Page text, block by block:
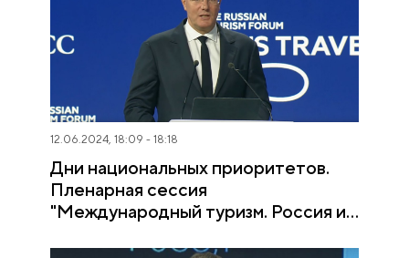
12.06.2024, 18:09 - 18:18
Дни национальных приоритетов.
Пленарная сессия
"Международный туризм. Россия и